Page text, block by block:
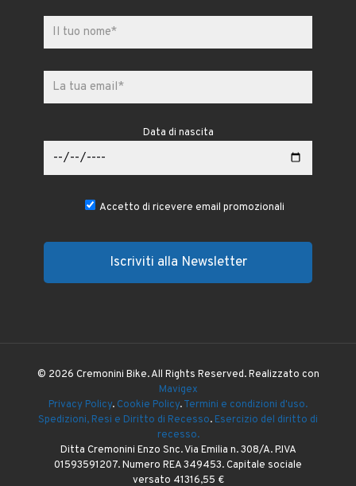
Data di nascita
Accetto di ricevere email promozionali
© 2026 Cremonini Bike. All Rights Reserved. Realizzato con
Mavigex
Privacy Policy. Cookie Policy.Termini e condizioni d'uso.
Spedizioni, Resi e Diritto di Recesso. Esercizio del diritto di
recesso.
Ditta Cremonini Enzo Snc. Via Emilia n. 308/A. P.IVA
01593591207. Numero REA 349453. Capitale sociale
versato 41316,55 €